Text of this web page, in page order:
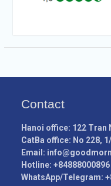
Contact
Hanoi office: 122 Tran
CatBa office: No 228,
Email:
Hotline:
WhatsApp/Telegram: